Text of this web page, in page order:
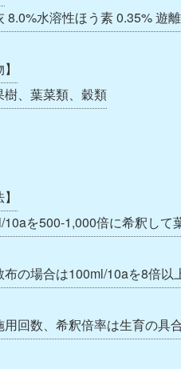
8.0%水溶性ほう素 0.35% 遊
樹、葉菜類、穀類
10aを500-1,000倍に希釈して
布の場合は100ml/10aを8倍
回数、希釈倍率は生育の具